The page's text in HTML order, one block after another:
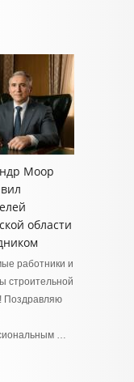
Моор
области
работники и
строительной
Поздравляю
…